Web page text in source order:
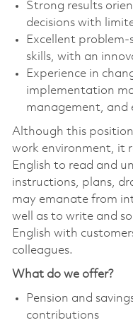
Strong results
decisions with
Excellent
skills, with an
Experience in
implementation
management, and
Although this
work environment, it
English to read and
instructions, plans,
may emanate from
well as to write and
English with
colleagues.
What do we offer?
Pension and
contributions